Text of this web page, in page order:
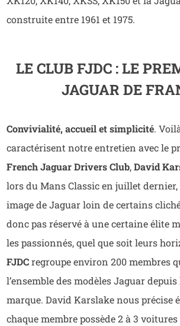
construite entre 1961 et 1975.
LE CLUB FJDC : LE
JAGUAR DE
Convivialité, accueil et simplicité.
caractérisent notre entretien avec le
French Jaguar Drivers Club,David
lors du Mans Classic en juillet
image de Jaguar loin de certains
donc pas réservé à une certaine élite
les passionnés, quel que soit leurs
FJDCregroupe environ 200 membres
l’ensemble des modèles Jaguar depuis
marque. David Karslake nous précise
chaque membre possède 2 à 3